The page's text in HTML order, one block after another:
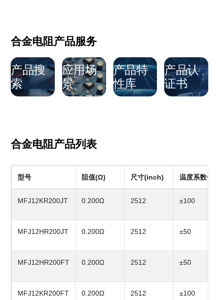
合金电阻产品服务
产品搜
索
应用场
景
产品特
性库
产品认
证书
合金电阻产品列表
型号 阻值(Ω) 尺寸(inch) 温度系数值
MFJ12KR200JT 0.200Ω 2512 ±100
MFJ12HR200JT 0.200Ω 2512 ±50
MFJ12HR200FT 0.200Ω 2512 ±50
MFJ12KR200FT 0.200Ω 2512 ±100